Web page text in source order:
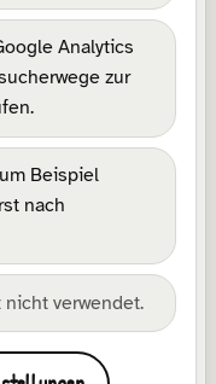
Wonderlink
E-Mail
Analytics
zur
Beispiel
nach
nicht verwendet.